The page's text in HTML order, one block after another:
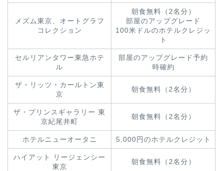
メズム東京、オートグラフ
コレクション
朝食無料（2名分）
部屋のアップグレード
100米ドルのホテルクレジッ
ト
セルリアンタワー東急ホテ
ル
部屋のアップグレード予約
時確約
ザ・リッツ・カールトン東
京
朝食無料（2名分）
ザ・プリンスギャラリー 東
京紀尾井町
朝食無料（2名分）
ホテルニューオータニ 5,000円のホテルクレジット
ハイアット リージェンシー
東京
朝食無料（2名分）